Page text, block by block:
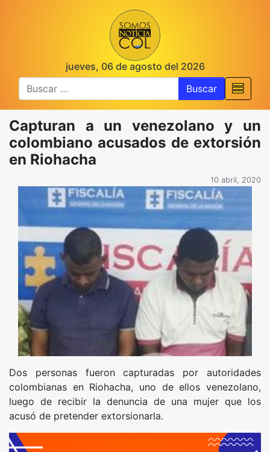
jueves, 06 de agosto del 2026
Buscar
Capturan a un venezolano y un
colombiano acusados de extorsión
en Riohacha
10 abril, 2020
Dos personas fueron capturadas por autoridades
colombianas en Riohacha, uno de ellos venezolano,
luego de recibir la denuncia de una mujer que los
acusó de pretender extorsionarla.